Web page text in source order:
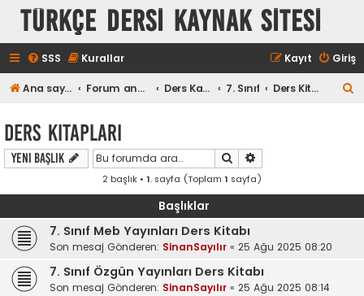
TÜRKÇE DERSİ KAYNAK SİTESİ
SSS Kurallar Giriş
Kayıt
Ana sayfa Forum ana sayfa Ders Kaynakları 7. Sınıf Ders Kitapları
Ders Kitapları
Yeni Başlık Ara
2 başlık • 1. sayfa (Toplam 1 sayfa)
Başlıklar
7. Sınıf Meb Yayınları Ders Kitabı
Son mesaj Gönderen: SinanSayılır « 25 Ağu 2025 08:20
7. Sınıf Özgün Yayınları Ders Kitabı
Son mesaj Gönderen: SinanSayılır « 25 Ağu 2025 08:14